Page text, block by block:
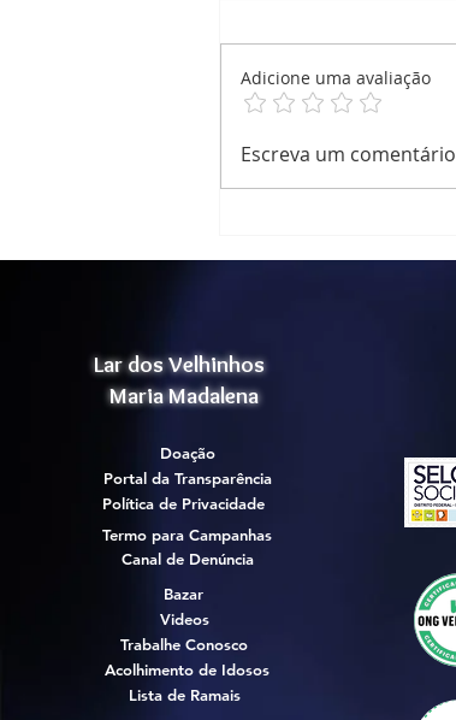
Todo dia é dia de
Adicione uma avaliação
Escreva um comentário
Lar dos Velhinhos
Maria Madalena
Doação
Portal da Transparência
Política de Privacidade
Termo para Campanhas
Canal de Denúncia
Bazar
Videos
Trabalhe Conosco
Acolhimento de Idosos
Lista de Ramais